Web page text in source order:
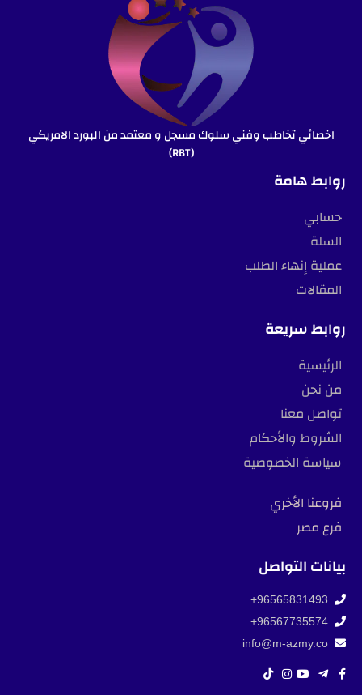
اخصائي تخاطب وفني سلوك مسجل و معتمد من البورد الامريكي
(RBT)
روابط هامة
حسابي
السلة
عملية إنهاء الطلب
المقالات
روابط سريعة
الرئيسية
من نحن
تواصل معنا
الشروط والأحكام
سياسة الخصوصية
فروعنا الأخري
فرع مصر
بيانات التواصل
96565831493+
96567735574+
info@m-azmy.co